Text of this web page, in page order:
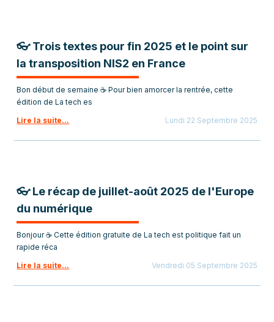
👓 Trois textes pour fin 2025 et le point sur
la transposition NIS2 en France
Bon début de semaine ☕ Pour bien amorcer la rentrée, cette
édition de La tech es
Lire la suite...
Lundi 22 Septembre 2025
👓 Le récap de juillet-août 2025 de l'Europe
du numérique
Bonjour ☕ Cette édition gratuite de La tech est politique fait un
rapide réca
Lire la suite...
Vendredi 05 Septembre 2025